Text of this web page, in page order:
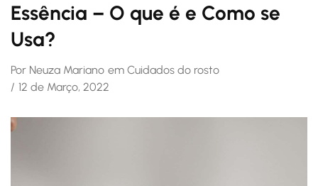
Essência – O que é e Como se
Usa?
Por Neuza Mariano em Cuidados do rosto
12 de Março, 2022